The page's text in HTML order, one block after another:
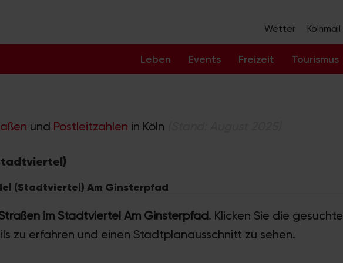
Wetter Kölnmail
Leben Events Freizeit Tourismus
und Postleitzahlen in Köln
(Stadtviertel) Am Ginsterpfad
im Stadtviertel Am Ginsterpfad. Klicken Sie die gesuchte
zu erfahren und einen Stadtplanausschnitt zu sehen.